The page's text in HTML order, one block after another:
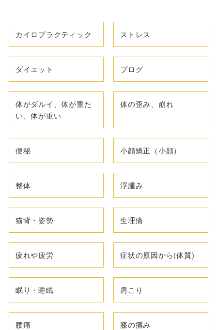
カイロプラクティック ストレス
ダイエット ブログ
体がダルイ、体が重た
い、体が重い
体の歪み、崩れ
便秘 小顔矯正（小顔）
整体 浮腫み
猫背・姿勢 生理痛
疲れや疲労 症状の原因から(体質)
眠り・睡眠 肩こり
腰痛 膝の痛み